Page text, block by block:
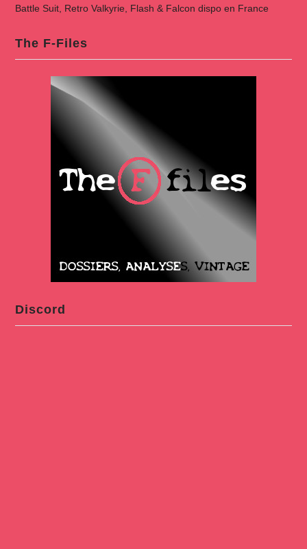
Battle Suit, Retro Valkyrie, Flash & Falcon dispo en France
The F-Files
Discord